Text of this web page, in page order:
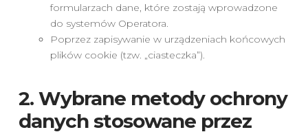
formularzach dane, które zostają wprowadzone
do systemów Operatora.
Poprzez zapisywanie w urządzeniach końcowych
plików cookie (tzw. „ciasteczka”).
2. Wybrane metody ochrony
danych stosowane przez